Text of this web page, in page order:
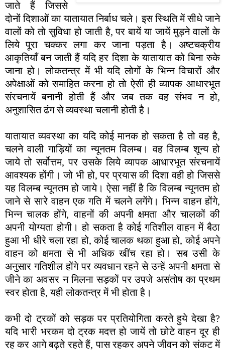
जाते हैं जिससे
दोनों दिशाओं का यातायात निर्बाध चले। इस स्थिति में सीधे जाने
वालों को तो सुविधा हो जाती है, पर बायें या जायें मुड़ने वालों के
लिये पूरा चक्कर लगा कर जाना पड़ता है। अष्टचक्रीय
आकृतियाँ बन जाती हैं यदि हर दिशा के यातायात को बिना रुके
जाना हो। लोकतन्त्र में भी यदि लोगों के भिन्न विचारों और
अपेक्षाओं को समाहित करना हो तो ऐसी ही व्यापक आधारभूत
संरचनायें बनानी होती हैं और जब तक वह संभव न हो,
अनुशासित ढंग से व्यवस्था चलानी होती है।
यातायात व्यवस्था का यदि कोई मानक हो सकता है तो वह है,
चलने वाली गाड़ियों का न्यूनतम विलम्ब। वह विलम्ब शून्य हो
जाये तो सर्वोत्तम, पर उसके लिये व्यापक आधारभूत संरचनायें
आवश्यक होंगी। जो भी हो, पर प्रयास की दिशा वही हो जिससे
यह विलम्ब न्यूनतम हो जाये। ऐसा नहीं है कि विलम्ब न्यूनतम हो
जाने से सारे वाहन एक गति में चलने लगेंगे। भिन्न वाहन होंगे,
भिन्न चालक होंगे, वाहनों की अपनी क्षमता और चालकों की
अपनी योग्यता होगी। हो सकता है कोई गतिशील वाहन में बैठा
हुआ भी धीरे चला रहा हो, कोई चालक थका हुआ हो, कोई अपने
वाहन को क्षमता से भी अधिक खींच रहा हो। सब उसी के
अनुसार गतिशील होंगे पर व्यवधान रहने से उन्हें अपनी क्षमता से
जीने का अवसर न मिलना सड़कों पर उपजे असंतोष का प्रथम
स्वर होता है, यही लोकतन्त्र में भी होता है।
कभी दो ट्रकों को सड़क पर प्रतियोगिता करते हुये देखा है?
यदि भारी भरकम दो ट्रक मदत्त हो जायें तो छोटे वाहन दूर ही
रह कर आगे बढ़ते रहते हैं, पास रहकर अपने जीवन को संकट में